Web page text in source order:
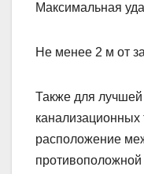
Максимальная
Не менее 2 м от
Также для
расположение